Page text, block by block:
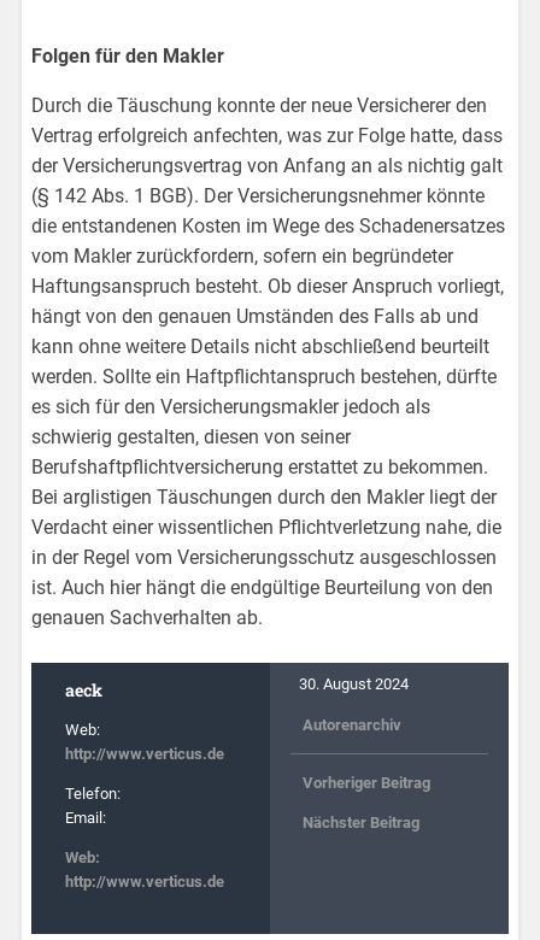
Folgen für den Makler
Durch die Täuschung konnte der neue Versicherer den
Vertrag erfolgreich anfechten, was zur Folge hatte, dass
der Versicherungsvertrag von Anfang an als nichtig galt
(§ 142 Abs. 1 BGB). Der Versicherungsnehmer könnte
die entstandenen Kosten im Wege des Schadenersatzes
vom Makler zurückfordern, sofern ein begründeter
Haftungsanspruch besteht. Ob dieser Anspruch vorliegt,
hängt von den genauen Umständen des Falls ab und
kann ohne weitere Details nicht abschließend beurteilt
werden. Sollte ein Haftpflichtanspruch bestehen, dürfte
es sich für den Versicherungsmakler jedoch als
schwierig gestalten, diesen von seiner
Berufshaftpflichtversicherung erstattet zu bekommen.
Bei arglistigen Täuschungen durch den Makler liegt der
Verdacht einer wissentlichen Pflichtverletzung nahe, die
in der Regel vom Versicherungsschutz ausgeschlossen
ist. Auch hier hängt die endgültige Beurteilung von den
genauen Sachverhalten ab.
aeck
Web:
http://www.verticus.de
Telefon:
Email:
Web:
http://www.verticus.de
30. August 2024
Autorenarchiv
Vorheriger Beitrag
Nächster Beitrag